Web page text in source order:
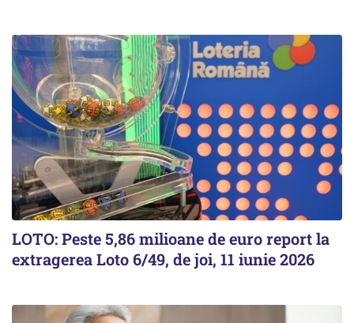
LOTO: Peste 5,86 milioane de euro report la
extragerea Loto 6/49, de joi, 11 iunie 2026